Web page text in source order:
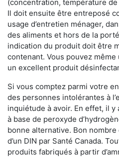
(concentration, température de
Il doit ensuite être entreposé
usage d’entretien ménager,
des aliments et hors de la
indication du produit doit être
contenant. Vous pouvez
un excellent produit
Si vous comptez parmi votre
des personnes intolérantes à
inquiétude à avoir. En effet, il
à base de peroxyde
bonne alternative. Bon
d’un DIN par Santé Canada.
produits fabriqués à partir